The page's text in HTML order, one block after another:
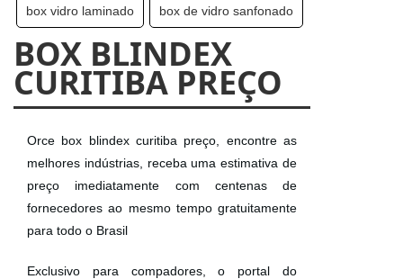
box vidro laminado box de vidro sanfonado
BOX BLINDEX
CURITIBA PREÇO
Orce box blindex curitiba preço, encontre as
melhores indústrias, receba uma estimativa de
preço imediatamente com centenas de
fornecedores ao mesmo tempo gratuitamente
para todo o Brasil
Exclusivo para compadores, o portal do